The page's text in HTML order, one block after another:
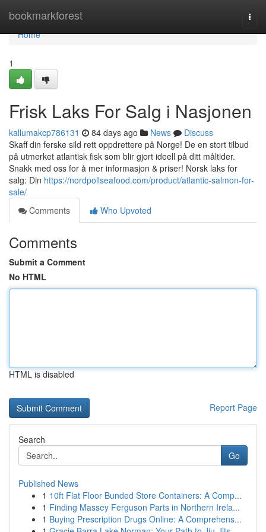
bookmarkforest
Home
Home
1
Frisk Laks For Salg i Nasjonen
kallumakcp786131 84 days ago News
Discuss
Skaff din ferske sild rett oppdrettere på Norge! De en stort tilbud
på utmerket atlantisk fisk som blir gjort ideell på ditt måltider.
Snakk med oss for å mer informasjon & priser! Norsk laks for
salg: Din https://nordpollseafood.com/product/atlantic-salmon-for-
sale/
Comments
Who Upvoted
Comments
Submit a Comment
No HTML
HTML is disabled
Report Page
Search
Go
Published News
1 10ft Flat Floor Bunded Store Containers: A Comp...
1 Finding Massey Ferguson Parts in Northern Irela...
1 Buying Prescription Drugs Online: A Comprehens...